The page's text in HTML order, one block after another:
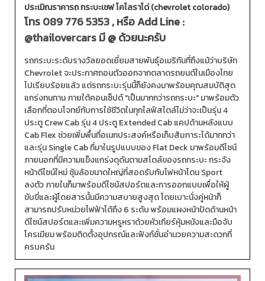
ประเมิณราคารถ กระบะเชฟ โคโลราโด่ (chevrolet colorado)
โทร089 776 5353, หรือ Add Line :
@thailovercarsมี @ ด้วยนะครับ
รถกระบะระดับรางวัลยอดเยี่ยมสายพันธุ์อเมริกันที่ถึงแม้ว่าบริษัท
Chevrolet จะประกาศถอนตัวออกจากตลาดรถยนต์ในเมืองไทย
ไปเรียบร้อยแล้ว แต่รถกระบะรุ่นนี้ก็ยังคงมาพร้อมคุณสมบัติสุด
แกร่งทนทาน ภายใต้คอนเซ็ปต์ "เป็นมากกว่ารถกระบะ" มาพร้อมตัว
เลือกที่ตอบโจทย์กับการใช้ชีวิตในทุกไลฟ์สไตล์ไม่ว่าจะเป็นรุ่น 4
ประตู Crew Cab รุ่น 4 ประตู Extended Cab แคปด้านหลังแบบ
Cab Flex ช่วยเพิ่มพื้นที่อเนกประสงค์หรือเก็บสัมภาระได้มากกว่า
และรุ่น Single Cab ที่มาในรูปแบบของ Flat Deck มาพร้อมดีไซน์
ภายนอกที่มีความแข็งแกร่งดุดันตามสไตล์ของรถกระบะ กระจัง
หน้าดีไซน์ใหม่ ซุ้มล้อขนาดใหญ่ที่สอดรับกับไฟหน้าโดน Sport
ลงตัว ภายในก็มาพร้อมดีไซน์สปอร์ตและการออกแบบเพื่อให้ผู้
ขับขี่และผู้โดยสารนั้นมีความสบายสูงสุด โดยเบาะนั่งคู่หน้าก็
สามารถปรับหน่วยไฟฟ้าได้ถึง 6 ระดับ พร้อมแผงหน้าปัดด้านหน้า
ดีไซน์สปอร์ตและเพิ่มความหรูหราด้วยหัวเกียร์หุ้มหนังและมือจับ
โครเมียม พร้อมติดตั้งอุปกรณ์และฟังก์ชั่นอำนวยความสะดวกที่
ครบครัน